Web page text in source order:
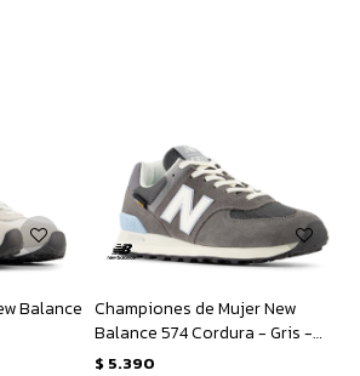
Balance Championes de Mujer New
Balance 574 Cordura - Gris -
Blanco
$ 5.390